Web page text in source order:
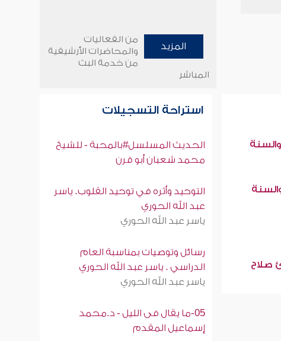
المزيد
من الفعاليات
والمحاضرات الأرشيفية
من خدمة البث
المباشر
صلاح
استراحة التسجيلات
الحديث المسلسل#بالمحبة - للشيخ
محمد شعبان أبو قرن
التوحيد وأثره في توحيد القلوب. ياسر
عبد الله الحوري
ياسر عبد الله الحوري
رسائل وتوصيات بمناسبة العام
الدراسي . ياسر عبد الله الحوري
ياسر عبد الله الحوري
05-ما يقال فى الليل - د.محمد
إسماعيل المقدم